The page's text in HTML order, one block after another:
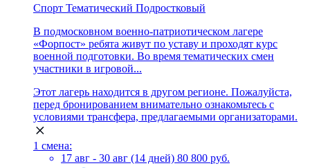
Спорт Тематический Подростковый
В подмосковном военно-патриотическом лагере
«Форпост» ребята живут по уставу и проходят курс
военной подготовки. Во время тематических смен
участники в игровой...
Этот лагерь находится в другом регионе. Пожалуйста,
перед бронированием внимательно ознакомьтесь с
условиями трансфера, предлагаемыми организаторами.
1 смена:
17 авг - 30 авг (14 дней) 80 800 руб.